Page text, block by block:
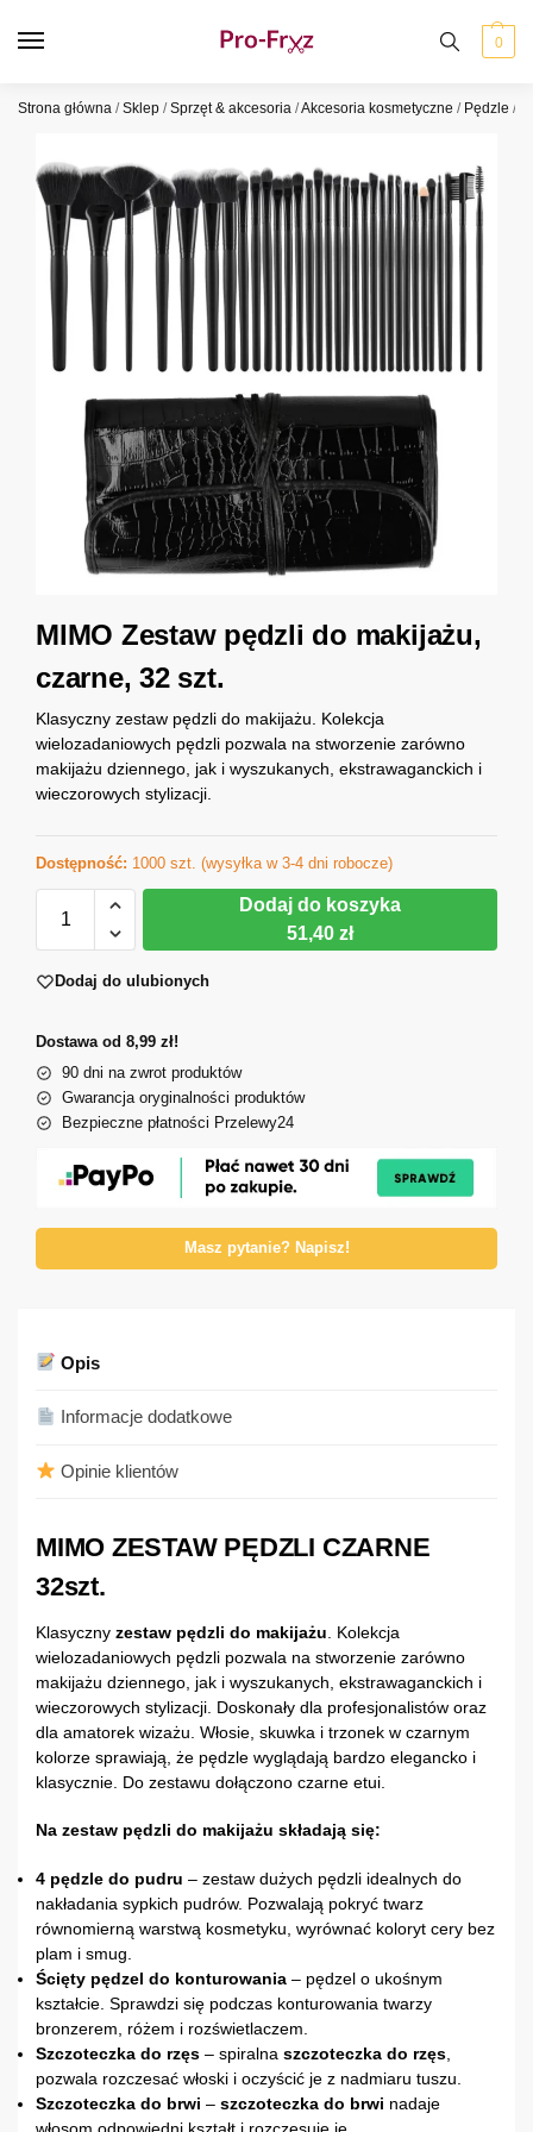
0
Strona główna /Sklep /Sprzęt & akcesoria /Akcesoria kosmetyczne / Pędzle /
MIMO Zestaw pędzli do makijażu,
czarne, 32 szt.
Klasyczny zestaw pędzli do makijażu. Kolekcja
wielozadaniowych pędzli pozwala na stworzenie zarówno
makijażu dziennego, jak i wyszukanych, ekstrawaganckich i
wieczorowych stylizacji.
Dostępność: 1000 szt. (wysyłka w 3-4 dni robocze)
Dodaj do koszyka
51,40 zł
Dodaj do ulubionych
Dostawa od 8,99 zł!
90 dni na zwrot produktów
Gwarancja oryginalności produktów
Bezpieczne płatności Przelewy24
Masz pytanie? Napisz!
Opis
Informacje dodatkowe
Opinie klientów
MIMO ZESTAW PĘDZLI CZARNE
32szt.
Klasyczny zestaw pędzli do makijażu . Kolekcja
wielozadaniowych pędzli pozwala na stworzenie zarówno
makijażu dziennego, jak i wyszukanych, ekstrawaganckich i
wieczorowych stylizacji. Doskonały dla profesjonalistów oraz
dla amatorek wizażu. Włosie, skuwka i trzonek w czarnym
kolorze sprawiają, że pędzle wyglądają bardzo elegancko i
klasycznie. Do zestawu dołączono czarne etui.
Na zestaw pędzli do makijażu składają się:
4 pędzle do pudru – zestaw dużych pędzli idealnych do
nakładania sypkich pudrów. Pozwalają pokryć twarz
równomierną warstwą kosmetyku, wyrównać koloryt cery bez
plam i smug.
Ścięty pędzel do konturowania – pędzel o ukośnym
kształcie. Sprawdzi się podczas konturowania twarzy
bronzerem, różem i rozświetlaczem.
Szczoteczka do rzęs – spiralna szczoteczka do rzęs
pozwala rozczesać włoski i oczyścić je z nadmiaru tuszu.
Szczoteczka do brwi – szczoteczka do brwi nadaje
włosom odpowiedni kształt i rozczesuje je.